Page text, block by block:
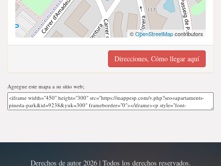
©OpenStreetMapcontributors
Direcciones, Cómo llegar aquí
Agregue este mapa a su sitio web;
Derechos de autor 2026 | Todos los derechos reservados.